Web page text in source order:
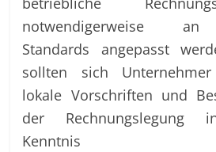
notwendigerweise an
Standards angepasst
sollten sich
lokale Vorschriften und
der Rechnungslegung
Kenntnis